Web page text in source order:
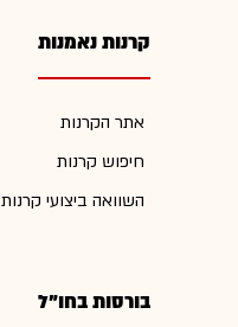
קרנות נאמנות
אתר הקרנות
חיפוש קרנות
השוואה ביצועי קרנות
בורסות בחו"ל